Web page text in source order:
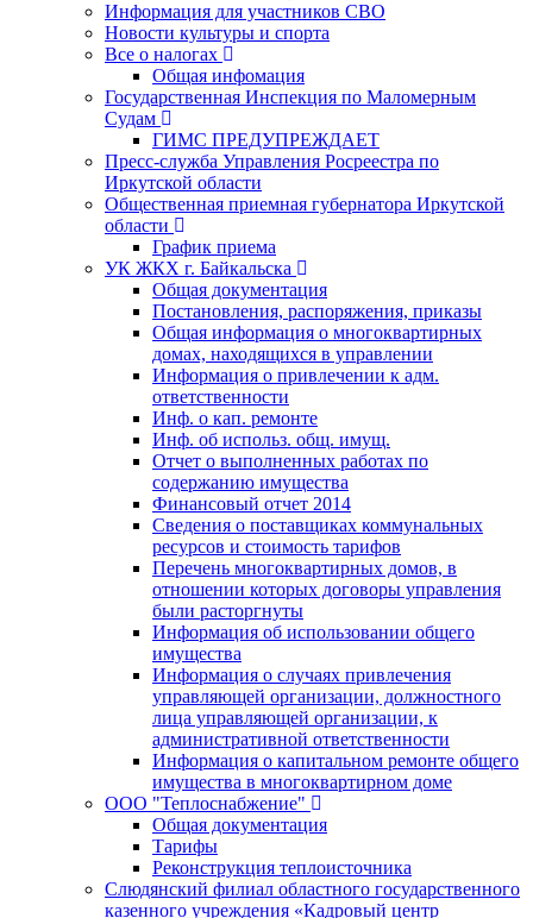
Информация для участников СВО
Новости культуры и спорта
Все о налогах
Общая инфомация
Государственная Инспекция по Маломерным
Судам
ГИМС ПРЕДУПРЕЖДАЕТ
Пресс-служба Управления Росреестра по
Иркутской области
Общественная приемная губернатора Иркутской
области
График приема
УК ЖКХ г. Байкальска
Общая документация
Постановления, распоряжения, приказы
Общая информация о многоквартирных
домах, находящихся в управлении
Информация о привлечении к адм.
ответственности
Инф. о кап. ремонте
Инф. об использ. общ. имущ.
Отчет о выполненных работах по
содержанию имущества
Финансовый отчет 2014
Сведения о поставщиках коммунальных
ресурсов и стоимость тарифов
Перечень многоквартирных домов, в
отношении которых договоры управления
были расторгнуты
Информация об использовании общего
имущества
Информация о случаях привлечения
управляющей организации, должностного
лица управляющей организации, к
административной ответственности
Информация о капитальном ремонте общего
имущества в многоквартирном доме
ООО "Теплоснабжение"
Общая документация
Тарифы
Реконструкция теплоисточника
Слюдянский филиал областного государственного
казенного учреждения «Кадровый центр